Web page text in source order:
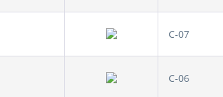
C-07
C-06